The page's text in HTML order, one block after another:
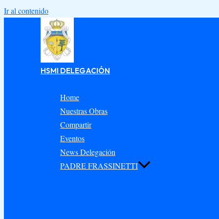
Ir al contenido
HSMI DELEGACIÓN
Home
Nuestras Obras
Compartir
Eventos
News Delegación
PADRE FRASSINETTI